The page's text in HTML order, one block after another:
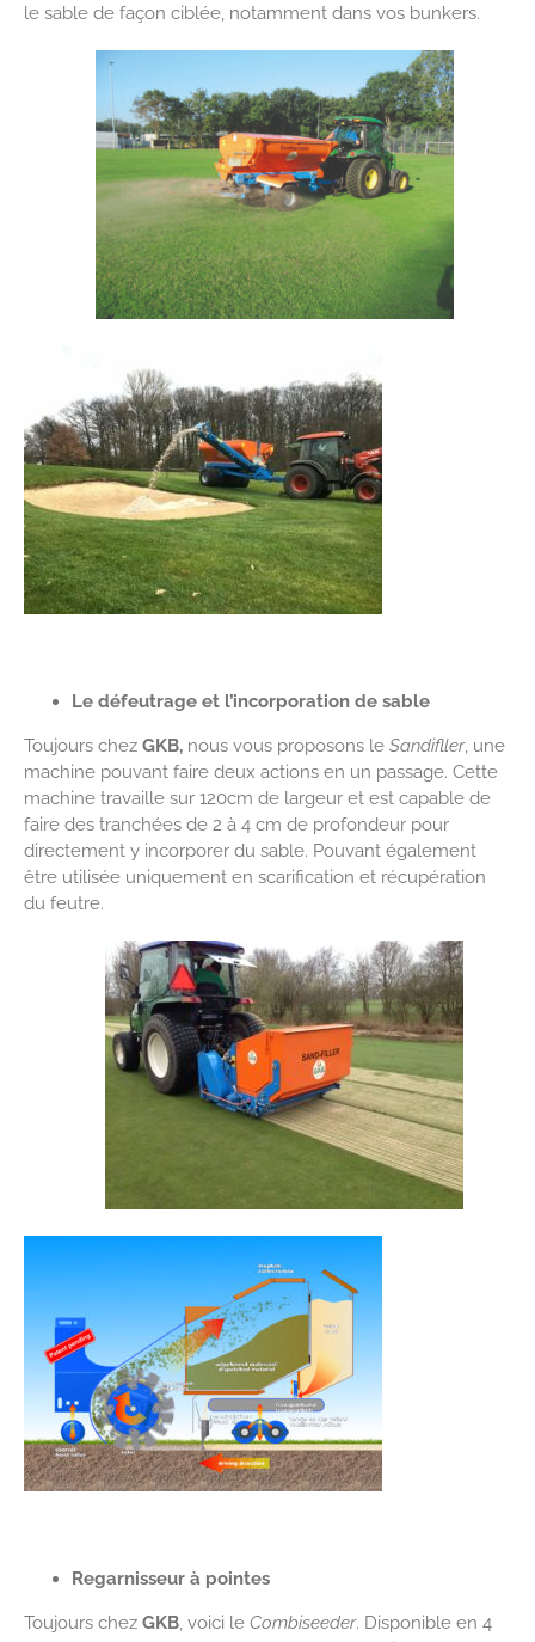
le sable de façon ciblée, notamment dans vos bunkers.
Le défeutrage et l’incorporation de sable
Toujours chez GKB, nous vous proposons le Sandifller, une
machine pouvant faire deux actions en un passage. Cette
machine travaille sur 120cm de largeur et est capable de
faire des tranchées de 2 à 4 cm de profondeur pour
directement y incorporer du sable. Pouvant également
être utilisée uniquement en scarification et récupération
du feutre.
Regarnisseur à pointes
Toujours chez GKB, voici le Combiseeder. Disponible en 4